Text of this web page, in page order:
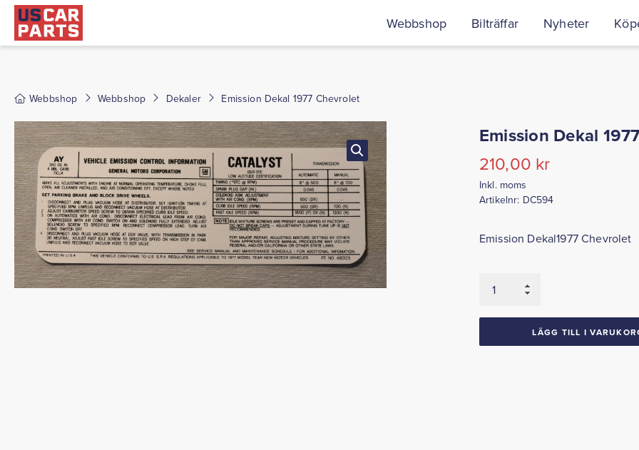
Webbshop Bilträffar Nyheter
Webbshop Webbshop Dekaler Emission Dekal 1977 Chevrolet
Emission Dekal
210,00 kr
Inkl. moms
Artikelnr: DC594
Emission Dekal1977 Chevrolet
Dekal
LÄGG TILL I